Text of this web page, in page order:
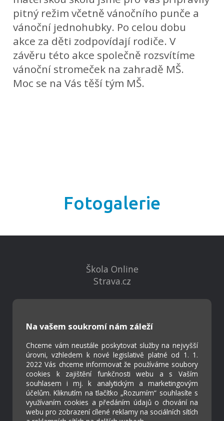
pitný režim včetně vánočního punče a
vánoční jednohubky. Po celou dobu
akce za děti zodpovídají rodiče. V
závěru této akce společně rozsvítíme
vánoční stromeček na zahradě MŠ.
Moc se na Vás těší tým MŠ.
Fotogalerie
Na vašem soukromí nám záleží
Chceme vám neustále poskytovat služby na nejvyšší
úrovni, vzhledem k nové legislativě platné od 1. 1.
2022 Vás chceme informovat že používáme soubory
cookies k zajištění funkčnosti webu a s Vaším
souhlasem i mj. k analytickým a marketingovým
účelům. Kliknutím na tlačítko „Rozumím“ souhlasíte s
využívaním cookies a předáním údajů o chování na
webu pro zobrazení cílené reklamy na sociálních sítích
Škola Online
Strava.cz
Projekty
Cookies
Přístupnost
Přihlášení